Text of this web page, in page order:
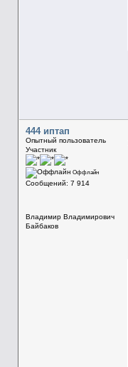
444 иптап
Опытный пользователь
Участник
Оффлайн
Сообщений: 7 914
Владимир Владимирович
Байбаков